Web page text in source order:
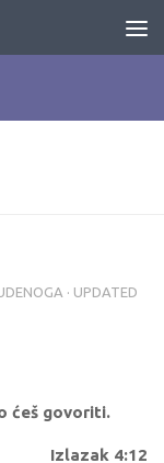
· UPDATED
ćeš govoriti.
Izlazak 4:12